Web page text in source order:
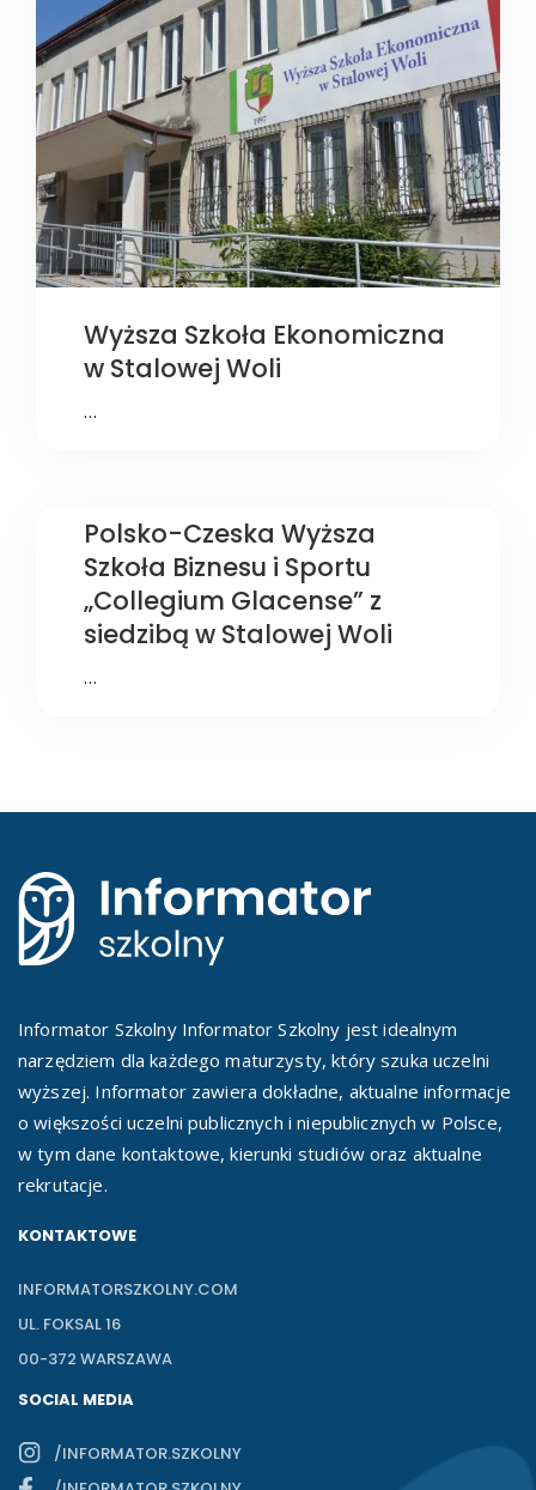
Wyższa Szkoła Ekonomiczna
w Stalowej Woli
…
Polsko-Czeska Wyższa
Szkoła Biznesu i Sportu
„Collegium Glacense” z
siedzibą w Stalowej Woli
…
Informator Szkolny Informator Szkolny jest idealnym
narzędziem dla każdego maturzysty, który szuka uczelni
wyższej. Informator zawiera dokładne, aktualne informacje
o większości uczelni publicznych i niepublicznych w Polsce,
w tym dane kontaktowe, kierunki studiów oraz aktualne
rekrutacje.
KONTAKTOWE
INFORMATORSZKOLNY.COM
UL. FOKSAL 16
00-372 WARSZAWA
SOCIAL MEDIA
/INFORMATOR.SZKOLNY